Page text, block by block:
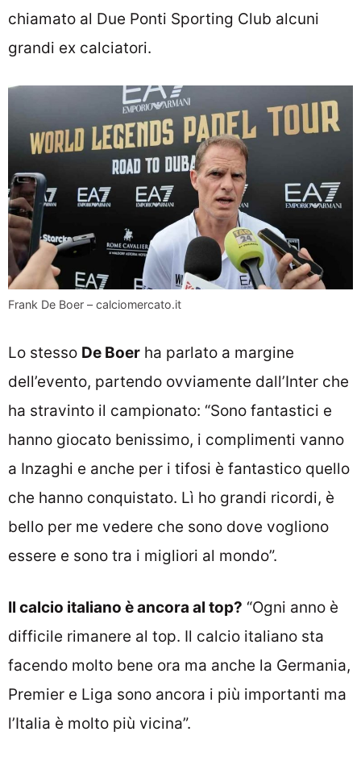
chiamato al Due Ponti Sporting Club alcuni
grandi ex calciatori.
Frank De Boer – calciomercato.it
Lo stesso De Boer ha parlato a margine
dell’evento, partendo ovviamente dall’Inter che
ha stravinto il campionato: “Sono fantastici e
hanno giocato benissimo, i complimenti vanno
a Inzaghi e anche per i tifosi è fantastico quello
che hanno conquistato. Lì ho grandi ricordi, è
bello per me vedere che sono dove vogliono
essere e sono tra i migliori al mondo”.
Il calcio italiano è ancora al top? “Ogni anno è
difficile rimanere al top. Il calcio italiano sta
facendo molto bene ora ma anche la Germania,
Premier e Liga sono ancora i più importanti ma
l’Italia è molto più vicina”.